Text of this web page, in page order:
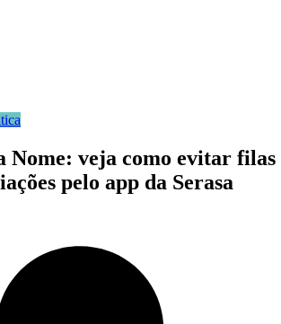
Nome: veja como evitar filas
pelo app da Serasa